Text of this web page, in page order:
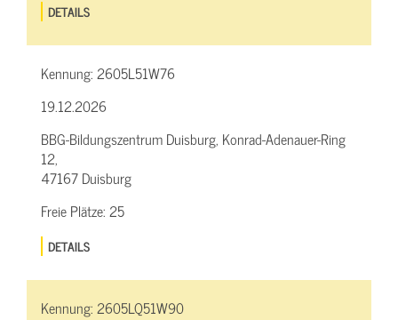
DETAILS
Kennung:2605L51W76
19.12.2026
BBG-Bildungszentrum Duisburg, Konrad-Adenauer-Ring
12,
47167 Duisburg
Freie Plätze:25
DETAILS
Kennung:2605LQ51W90